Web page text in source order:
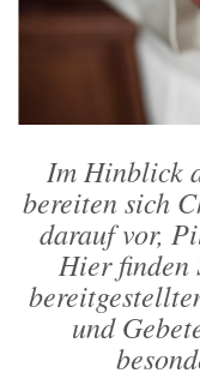
Im Hinblick
bereiten sich
darauf vor,
Hier finden
und